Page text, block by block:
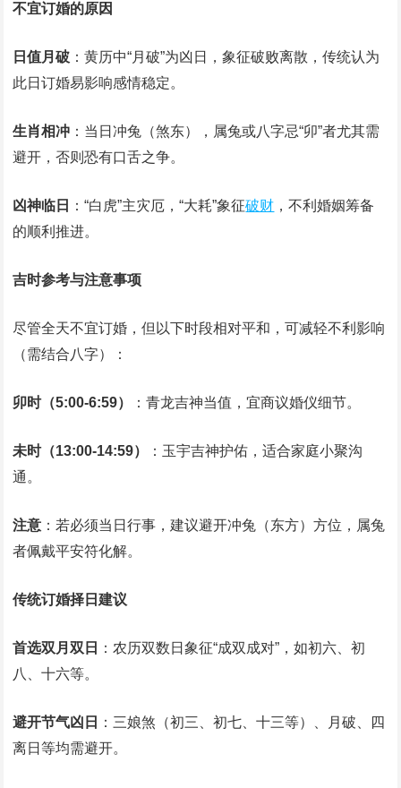
不宜订婚的原因
日值月破 ：黄历中“月破”为凶日，象征破败离散，传统认为
此日订婚易影响感情稳定。
生肖相冲 ：当日冲兔（煞东），属兔或八字忌“卯”者尤其需
避开，否则恐有口舌之争。
凶神临日 ：“白虎”主灾厄，“大耗”象征破财 ，不利婚姻筹备
的顺利推进。
吉时参考与注意事项
尽管全天不宜订婚，但以下时段相对平和，可减轻不利影响
（需结合八字）：
卯时（5:00-6:59） ：青龙吉神当值，宜商议婚仪细节。
未时（13:00-14:59）
：玉宇吉神护佑，适合家庭小聚沟
通。
注意 ：若必须当日行事，建议避开冲兔（东方）方位，属兔
者佩戴平安符化解。
传统订婚择日建议
首选双月双日
：农历双数日象征“成双成对”，如初六、初
八、十六等。
避开节气凶日
：三娘煞（初三、初七、十三等）、月破、四
离日等均需避开。